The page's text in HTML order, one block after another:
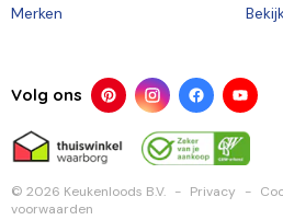
Merken
Volg ons
© 2026 Keukenloods B.V. Privacy
voorwaarden